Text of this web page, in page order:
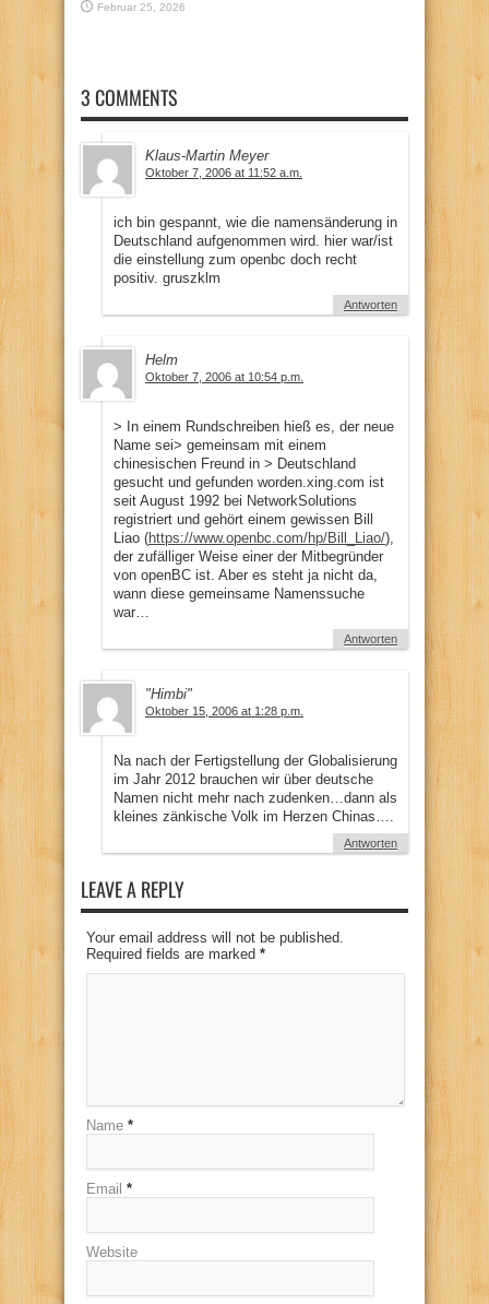
Februar 25, 2026
3 COMMENTS
Klaus-Martin Meyer
Oktober 7, 2006 at 11:52 a.m.
ich bin gespannt, wie die namensänderung in
Deutschland aufgenommen wird. hier war/ist
die einstellung zum openbc doch recht
positiv. gruszklm
Antworten
Helm
Oktober 7, 2006 at 10:54 p.m.
> In einem Rundschreiben hieß es, der neue
Name sei> gemeinsam mit einem
chinesischen Freund in > Deutschland
gesucht und gefunden worden.xing.com ist
seit August 1992 bei NetworkSolutions
registriert und gehört einem gewissen Bill
Liao (https://www.openbc.com/hp/Bill_Liao/),
der zufälliger Weise einer der Mitbegründer
von openBC ist. Aber es steht ja nicht da,
wann diese gemeinsame Namenssuche
war…
Antworten
"Himbi"
Oktober 15, 2006 at 1:28 p.m.
Na nach der Fertigstellung der Globalisierung
im Jahr 2012 brauchen wir über deutsche
Namen nicht mehr nach zudenken…dann als
kleines zänkische Volk im Herzen Chinas….
Antworten
LEAVE A REPLY
Your email address will not be published.
Required fields are marked *
Name *
Email *
Website